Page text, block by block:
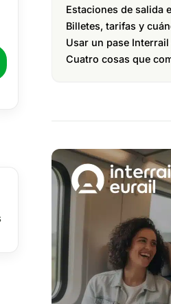
Estaciones de salida
Billetes, tarifas y
Usar un pase Interrail
Cuatro cosas que